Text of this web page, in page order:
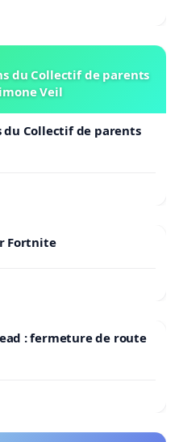
du Collectif de parents
Veil
du Collectif de parents
Fortnite
: fermeture de route